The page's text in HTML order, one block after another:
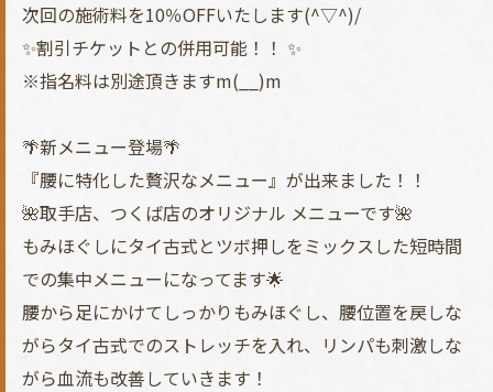
次回の施術料を10％OFFいたします(^▽^)/
✨割引チケットとの併用可能！！ ✨
※指名料は別途頂きますm(__)m
🌴新メニュー登場🌴
『腰に特化した贅沢なメニュー』が出来ました！！
🌺取手店、つくば店のオリジナル メニューです🌺
もみほぐしにタイ古式とツボ押しをミックスした短時間
での集中メニューになってます🌟
腰から足にかけてしっかりもみほぐし、腰位置を戻しな
がらタイ古式でのストレッチを入れ、リンパも刺激しな
がら血流も改善していきます！